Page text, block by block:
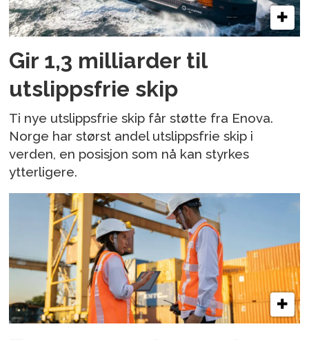
Gir 1,3 milliarder til
utslippsfrie skip
Ti nye utslippsfrie skip får støtte fra Enova.
Norge har størst andel utslippsfrie skip i
verden, en posisjon som nå kan styrkes
ytterligere.